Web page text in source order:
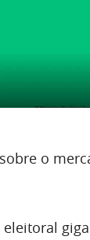
o